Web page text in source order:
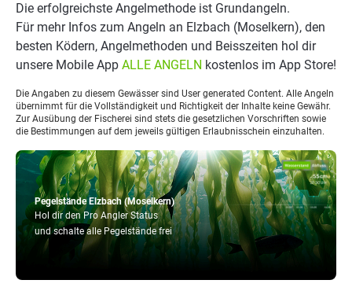
Pegelstände Elzbach (Moselkern)
Hol dir den Pro Angler Status
und schalte alle Pegelstände frei
Die erfolgreichste Angelmethode ist Grundangeln.
Für mehr Infos zum Angeln an Elzbach (Moselkern), den
besten Ködern, Angelmethoden und Beisszeiten hol dir
unsere Mobile App ALLE ANGELN kostenlos im App Store!
Die Angaben zu diesem Gewässer sind User generated Content. Alle Angeln
übernimmt für die Vollständigkeit und Richtigkeit der Inhalte keine Gewähr.
Zur Ausübung der Fischerei sind stets die gesetzlichen Vorschriften sowie
die Bestimmungen auf dem jeweils gültigen Erlaubnisschein einzuhalten.